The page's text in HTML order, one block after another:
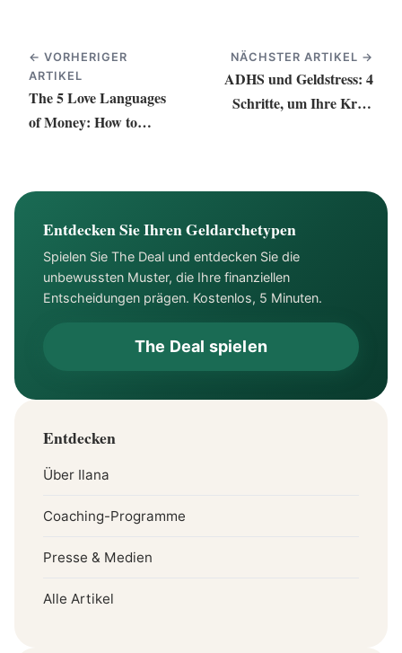
← VORHERIGER
ARTIKEL
The 5 Love Languages
of Money: How to
NÄCHSTER ARTIKEL →
ADHS und Geldstress: 4
Schritte, um Ihre Kraft
Entdecken Sie Ihren Geldarchetypen
Spielen Sie The Deal und entdecken Sie die
unbewussten Muster, die Ihre finanziellen
Entscheidungen prägen. Kostenlos, 5 Minuten.
The Deal spielen
Entdecken
Über Ilana
Coaching-Programme
Presse & Medien
Alle Artikel